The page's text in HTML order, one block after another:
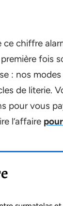
ce chiffre
fois
: nos
de literie.
pour vous
l’affaire